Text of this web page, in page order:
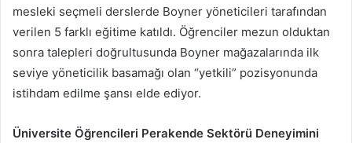
mesleki seçmeli derslerde Boyner yöneticileri tarafından
verilen 5 farklı eğitime katıldı. Öğrenciler mezun olduktan
sonra talepleri doğrultusunda Boyner mağazalarında ilk
seviye yöneticilik basamağı olan “yetkili” pozisyonunda
istihdam edilme şansı elde ediyor.
Üniversite Öğrencileri Perakende Sektörü Deneyimini